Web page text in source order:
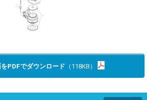
をPDFでダウンロード （118KB）